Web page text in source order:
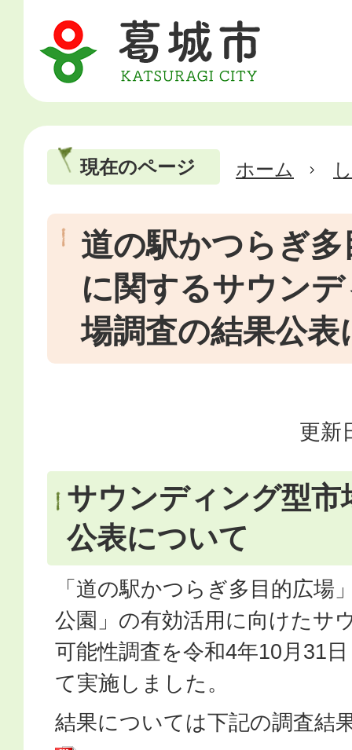
現在のページ ホーム
道の駅かつらぎ多
に関するサウン
場調査の結果公表
更新
サウンディング型市
公表について
「道の駅かつらぎ多目的広場
公園」の有効活用に向けたサ
可能性調査を令和4年10月31
て実施しました。
結果については下記の調査結